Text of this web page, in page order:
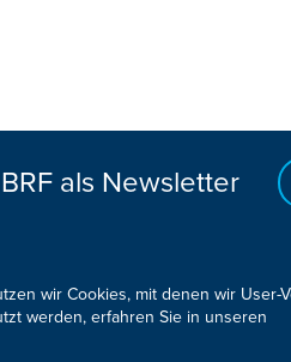
als Newsletter
wir Cookies, mit denen wir User-
werden, erfahren Sie in unseren